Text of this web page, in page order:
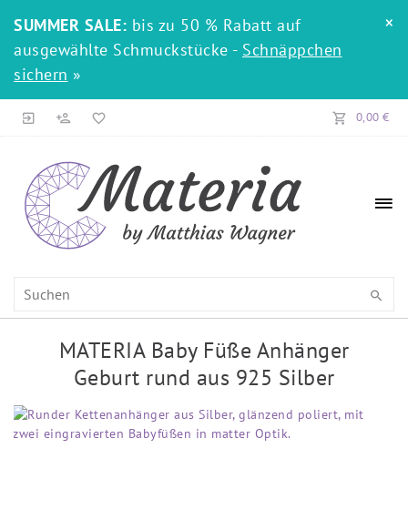
SUMMER SALE: bis zu 50 % Rabatt auf
ausgewählte Schmuckstücke - Schnäppchen
sichern »
×
0,00 €
MATERIA Baby Füße Anhänger
Geburt rund aus 925 Silber